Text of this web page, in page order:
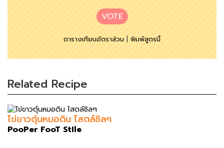
VOTE
ตารางเทียบอัตราส่วน|พิมพ์สูตรนี้
Related Recipe
ไข่ขาวตุ๋นหมอดิน ไสตล์ชิลๆ
PooPer FooT StIle